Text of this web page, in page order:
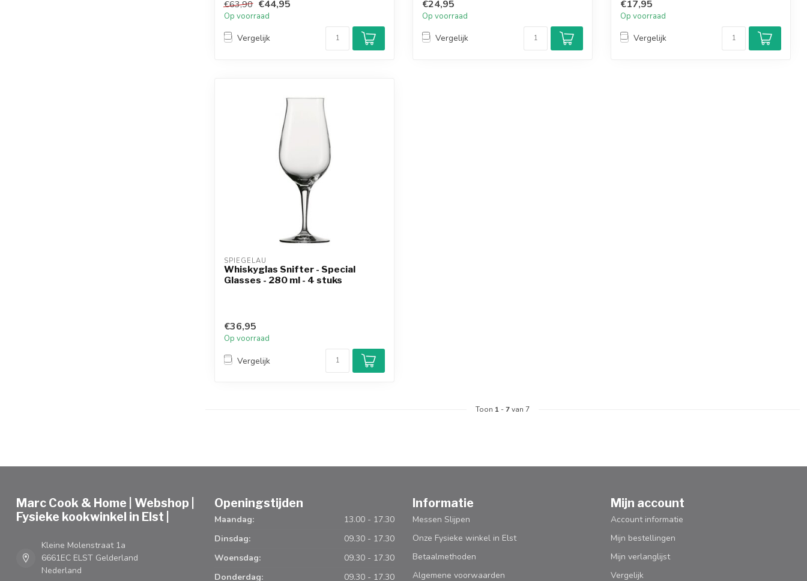
€63,90 €44,95
Op voorraad
Vergelijk
€24,95
Op voorraad
Vergelijk
€17,95
Op voorraad
Vergelijk
SPIEGELAU
Whiskyglas Snifter - Special
Glasses - 280 ml - 4 stuks
€36,95
Op voorraad
Vergelijk
Toon 1 -7van 7
Marc Cook & Home | Webshop |
Fysieke kookwinkel in Elst |
Kleine Molenstraat 1a
6661EC ELST Gelderland
Nederland
Openingstijden
Maandag:
13.00 - 17.30
Dinsdag:
09.30 - 17.30
Woensdag:
09.30 - 17.30
Donderdag:
09.30 - 17.30
Informatie
Messen Slijpen
Onze Fysieke winkel in Elst
Betaalmethoden
Algemene voorwaarden
Mijn account
Account informatie
Mijn bestellingen
Mijn verlanglijst
Vergelijk